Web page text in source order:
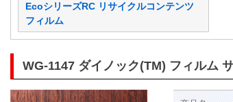
EcoシリーズRC リサイクルコンテンツ
フィルム
WG-1147 ダイノック(TM) フィルム